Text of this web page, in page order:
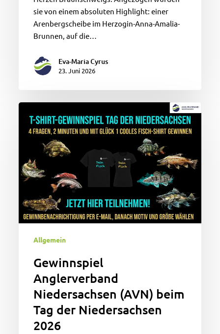
sie von einem absoluten Highlight: einer
Arenbergscheibe im Herzogin-Anna-Amalia-
Brunnen, auf die…
Eva-Maria Cyrus
23. Juni 2026
Gewinnspiel
Anglerverband
Niedersachsen
beim
Tag
der
Niedersachsen
2026
Allgemein
Gewinnspiel
Anglerverband
Niedersachsen (AVN) beim
Tag der Niedersachsen
2026